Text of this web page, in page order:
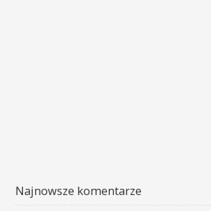
Najnowsze komentarze